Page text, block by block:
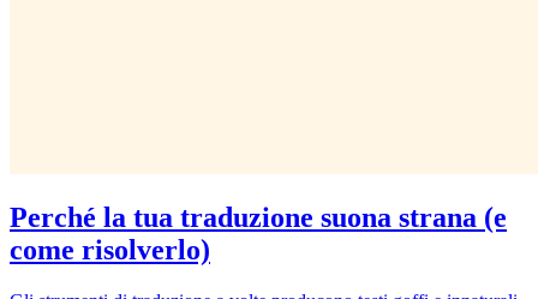
Perché la tua traduzione suona strana (e
come risolverlo)